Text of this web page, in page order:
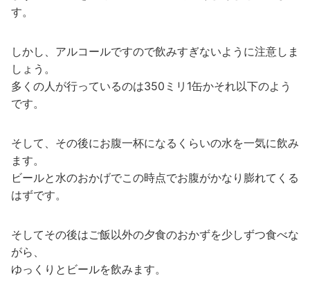
す。
しかし、アルコールですので飲みすぎないように注意しま
しょう。
多くの人が行っているのは350ミリ1缶かそれ以下のよう
です。
そして、その後にお腹一杯になるくらいの水を一気に飲み
ます。
ビールと水のおかげでこの時点でお腹がかなり膨れてくる
はずです。
そしてその後はご飯以外の夕食のおかずを少しずつ食べな
がら、
ゆっくりとビールを飲みます。